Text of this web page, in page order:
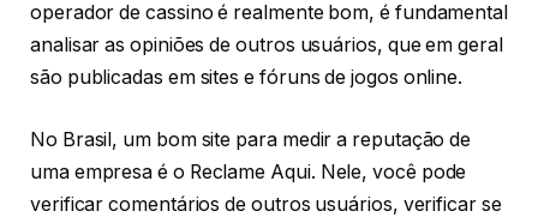
operador de cassino é realmente bom, é fundamental
analisar as opiniões de outros usuários, que em geral
são publicadas em sites e fóruns de jogos online.
No Brasil, um bom site para medir a reputação de
uma empresa é o Reclame Aqui. Nele, você pode
verificar comentários de outros usuários, verificar se